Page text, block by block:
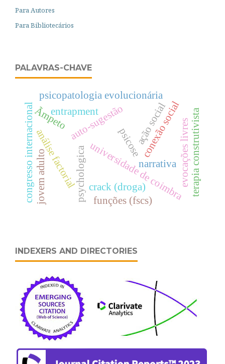
Para Autores
Para Bibliotecários
PALAVRAS-CHAVE
auto-sugestão ação social
universidade de coimbra
psychologica
análise factorial narrativa
entrapment
psicopatologia evolucionária
evocações livres
jovem adulto crack (droga)
conexão social
congresso internacional terapia construtivista
funções (fscs)
psicose
Ãmpeto
INDEXERS AND DIRECTORIES